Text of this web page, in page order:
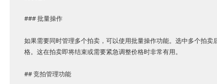
### 批量操作
如果需要同时管理多个拍卖，可以使用批量操作功能。选中多个拍
格。这在拍卖即将结束或需要紧急调整价格时非常有用。
## 竞拍管理功能